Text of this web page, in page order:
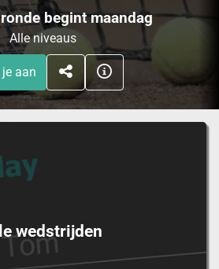
begint maandag
Alle niveaus
aan
wedstrijden